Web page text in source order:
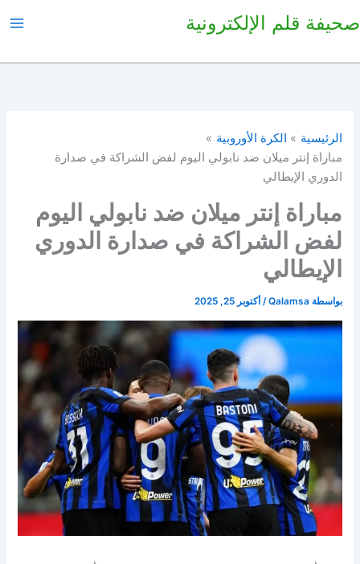
إلى
صحيفة قلم الإلكترونية
الرئيسية
الكرة الأوروبية
مباراة إنتر ميلان ضد نابولي اليوم لفض الشراكة في صدارة
الدوري الإيطالي
مباراة إنتر ميلان ضد نابولي اليوم
لفض الشراكة في صدارة الدوري
الإيطالي
بواسطة Qalamsa
/ أكتوبر 25, 2025